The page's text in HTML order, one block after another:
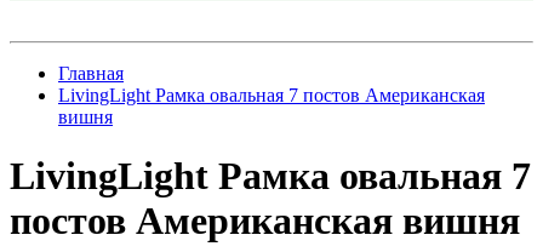
Главная
LivingLight Рамка овальная 7 постов Американская
вишня
LivingLight Рамка овальная 7
постов Американская вишня